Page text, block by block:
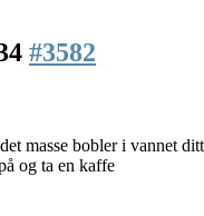
#3582
masse bobler i vannet
og ta en kaffe